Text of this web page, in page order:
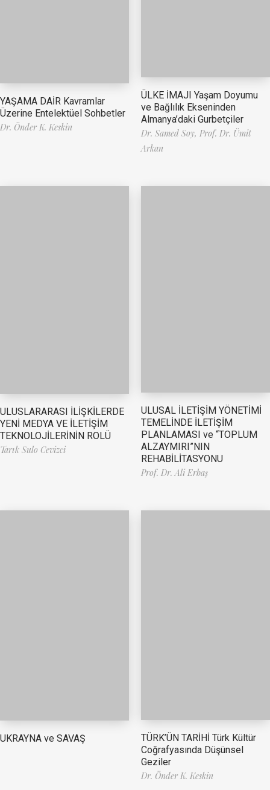
YAŞAMA DAİR Kavramlar
Üzerine Entelektüel Sohbetler
Dr. Önder K. Keskin
ÜLKE İMAJI Yaşam Doyumu
ve Bağlılık Ekseninden
Almanya’daki Gurbetçiler
Dr. Samed Soy, Prof. Dr. Ümit
Arkan
ULUSLARARASI İLİŞKİLERDE
YENİ MEDYA VE İLETİŞİM
TEKNOLOJİLERİNİN ROLÜ
Tarık Sulo Cevizci
ULUSAL İLETİŞİM YÖNETİMİ
TEMELİNDE İLETİŞİM
PLANLAMASI ve “TOPLUM
ALZAYMIRI”NIN
REHABİLİTASYONU
Prof. Dr. Ali Erbaş
UKRAYNA ve SAVAŞ
TÜRK’ÜN TARİHİ Türk Kültür
Coğrafyasında Düşünsel
Geziler
Dr. Önder K. Keskin